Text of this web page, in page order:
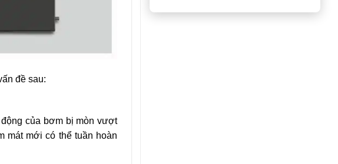
đề sau:
của bơm bị mòn vượt
mát mới có thể tuần hoàn